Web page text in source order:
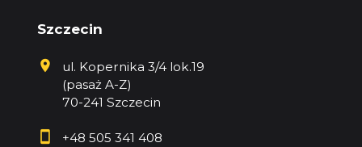
Szczecin
ul. Kopernika 3/4 lok.19
(pasaż A-Z)
70-241 Szczecin
+48 505 341 408